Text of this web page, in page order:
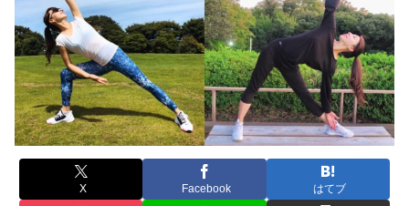
X Facebook はてブ